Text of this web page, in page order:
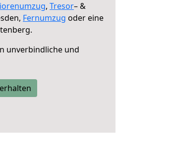
, Tresor– &
Fernumzug oder eine
unverbindliche und